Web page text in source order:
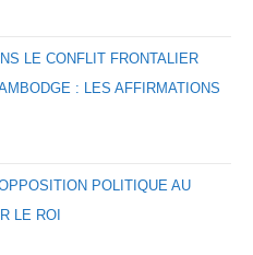
LE CONFLIT FRONTALIER
: LES AFFIRMATIONS
POLITIQUE AU
LE ROI